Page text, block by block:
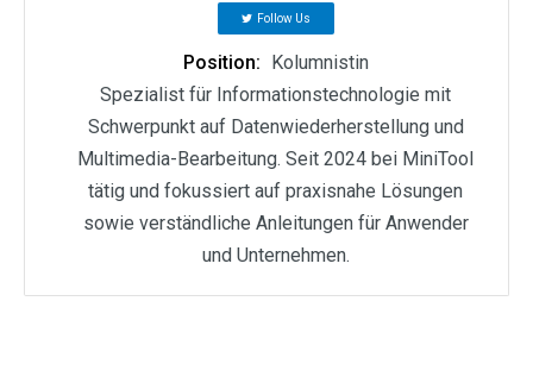
Follow Us
Position: Kolumnistin
Spezialist für Informationstechnologie mit
Schwerpunkt auf Datenwiederherstellung und
Multimedia-Bearbeitung. Seit 2024 bei MiniTool
tätig und fokussiert auf praxisnahe Lösungen
sowie verständliche Anleitungen für Anwender
und Unternehmen.